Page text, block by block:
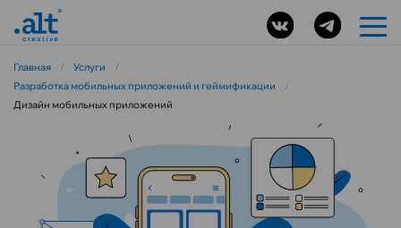
Главная / Услуги
/
Разработка мобильных приложений и геймификации
/
Дизайн мобильных приложений